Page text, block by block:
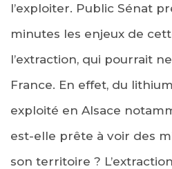
l’exploiter. Public Sénat
minutes les enjeux de
l’extraction, qui pourrait
France. En effet, du
exploité en Alsace
est-elle prête à voir des
son territoire ?